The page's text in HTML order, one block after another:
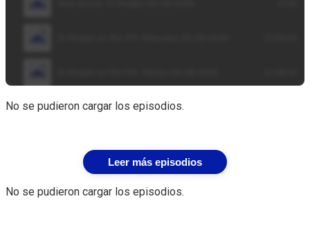
No se pudieron cargar los episodios.
Leer más episodios
No se pudieron cargar los episodios.